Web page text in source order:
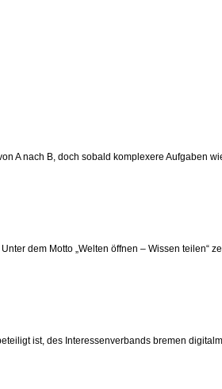
A nach B, doch sobald komplexere Aufgaben
dem Motto „Welten öffnen – Wissen teilen“
ist, des Interessenverbands bremen